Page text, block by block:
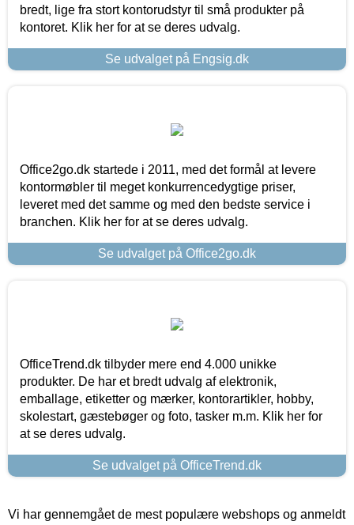
bredt, lige fra stort kontorudstyr til små produkter på
kontoret. Klik her for at se deres udvalg.
Se udvalget på Engsig.dk
Office2go.dk startede i 2011, med det formål at levere
kontormøbler til meget konkurrencedygtige priser,
leveret med det samme og med den bedste service i
branchen. Klik her for at se deres udvalg.
Se udvalget på Office2go.dk
OfficeTrend.dk tilbyder mere end 4.000 unikke
produkter. De har et bredt udvalg af elektronik,
emballage, etiketter og mærker, kontorartikler, hobby,
skolestart, gæstebøger og foto, tasker m.m. Klik her for
at se deres udvalg.
Se udvalget på OfficeTrend.dk
Vi har gennemgået de mest populære webshops og anmeldt